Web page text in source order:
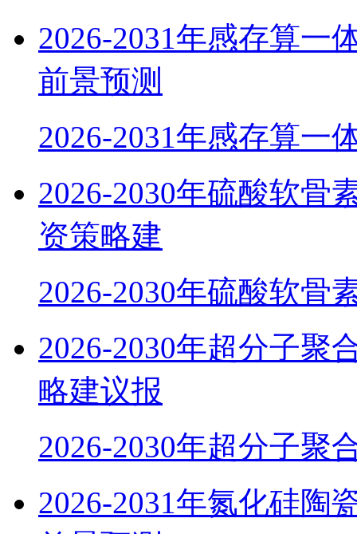
2026-2031年感存算一
前景预测
2026-2031年感存算一
2026-2030年硫酸软骨
资策略建
2026-2030年硫酸软骨
2026-2030年超分子聚
略建议报
2026-2030年超分子聚
2026-2031年氮化硅陶